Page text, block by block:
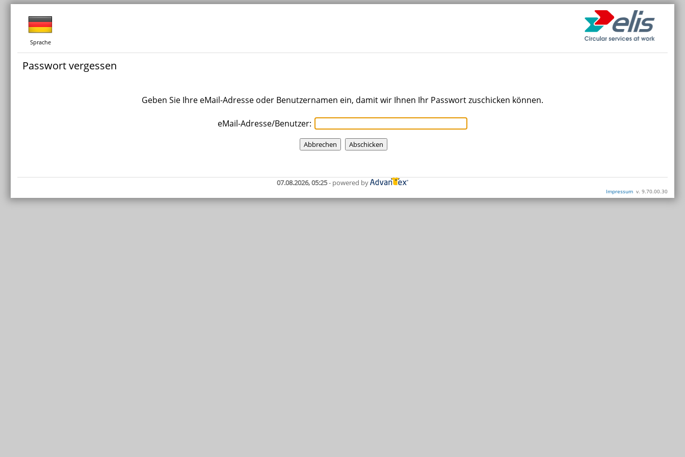
Passwort vergessen
Sprache
Geben Sie Ihre eMail-Adresse oder Benutzernamen ein, damit wir Ihnen Ihr Passwort zuschicken können.
eMail-Adresse/Benutzer:
Impressumv. 9.70.00.30
07.08.2026, 05:25- powered by